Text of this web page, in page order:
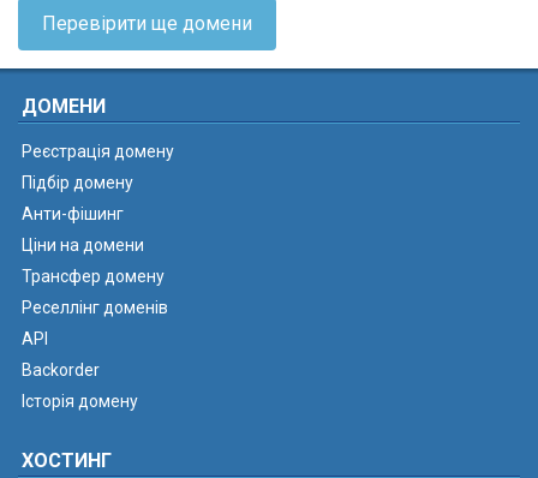
Перевірити ще домени
ДОМЕНИ
Реєстрація домену
Підбір домену
Анти-фішинг
Ціни на домени
Трансфер домену
Реселлінг доменів
API
Backorder
Історія домену
ХОСТИНГ